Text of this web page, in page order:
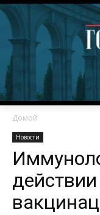
Домой
Новости